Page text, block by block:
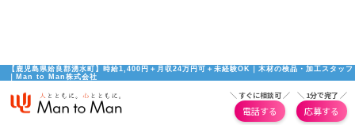
【鹿児島県姶良郡湧水町】時給1,400円＋月収24万円可＋未経験OK｜木材の検品・加工スタッフ
｜Man to Man株式会社
＼ すぐに相談可 ／
電話する
＼ 1分で完了 ／
応募する